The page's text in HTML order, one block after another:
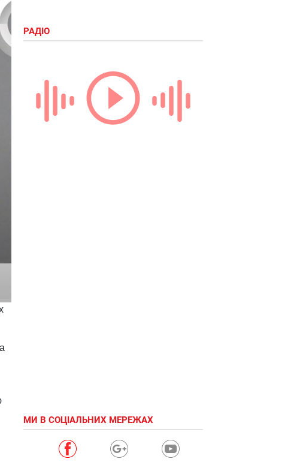
РАДІО
МИ В СОЦІАЛЬНИХ МЕРЕЖАХ